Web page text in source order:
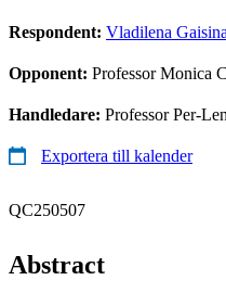
Respondent: Vladilena Gaisina
Opponent: Professor Monica
Handledare: Professor Per-
Exportera till kalender
QC250507
Abstract